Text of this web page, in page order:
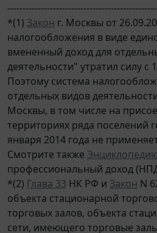
*(1) Закон г. Москвы от
налогообложения в виде
вмененный доход для
деятельности" утратил силу с
Поэтому система
отдельных видов
Москвы, в том числе на
территориях ряда поселений
января 2014 года не
Смотрите также
профессиональный доход
*(2) Глава 33 НК РФ и Закон N
объекта стационарной
торговых залов, объекта
сети, имеющего торговые